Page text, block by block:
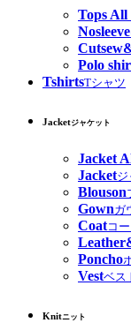
Tops All
Polo
TshirtsTシャツ
Jacketジャケット
Jacket
Jacketジ
Blouson
Gownガ
Coatコー
Poncho
Vestベス
Knitニット